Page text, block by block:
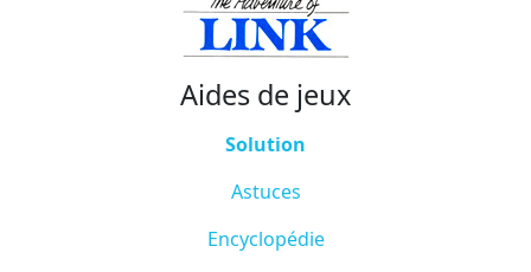
Aides de jeux
Solution
Astuces
Encyclopédie